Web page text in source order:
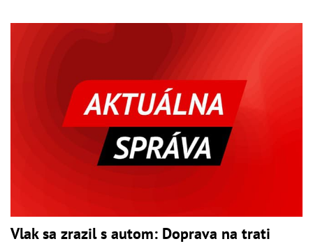
Vlak sa zrazil s autom: Doprava na trati